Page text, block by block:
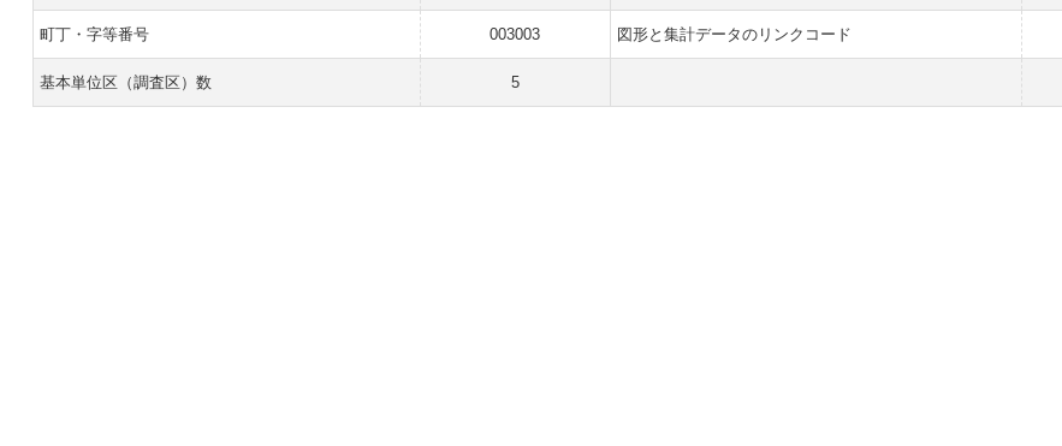
町丁・字等番号 003003 図形と集計データのリンクコード
基本単位区（調査区）数 5